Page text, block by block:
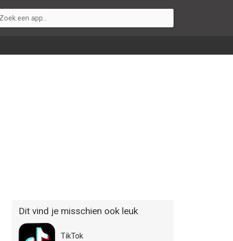
Dit vind je misschien ook leuk
TikTok